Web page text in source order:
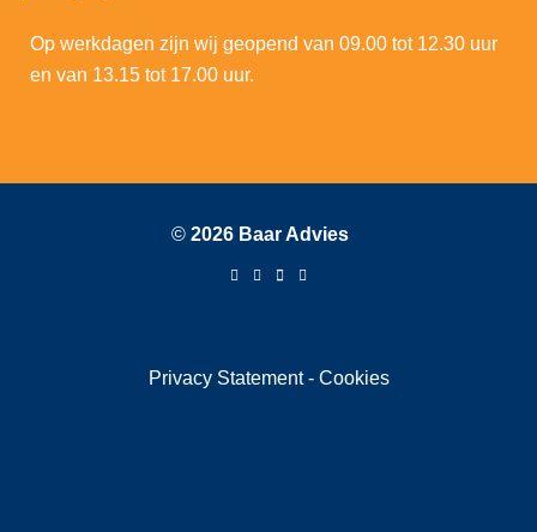
Op werkdagen zijn wij geopend van 09.00 tot 12.30 uur
en van 13.15 tot 17.00 uur.
© 2026 Baar Advies
Privacy Statement- Cookies